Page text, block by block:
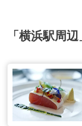
「横浜駅周